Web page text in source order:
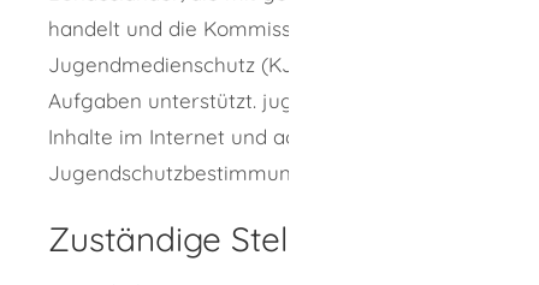
handelt und die Kommission für
Jugendmedienschutz (KJM) bei deren
Aufgaben unterstützt. jugendschutz.net prüft
Inhalte im Internet und achtet darauf, dass
Jugendschutzbestimmungen befolgt werden.
Zuständige Stelle